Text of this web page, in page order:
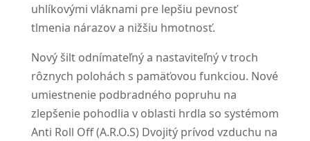
uhlíkovými vláknami pre lepšiu pevnosť
tlmenia nárazov a nižšiu hmotnosť.
Nový šilt odnímateľný a nastaviteľný v troch
rôznych polohách s pamäťovou funkciou. Nové
umiestnenie podbradného popruhu na
zlepšenie pohodlia v oblasti hrdla so systémom
Anti Roll Off (A.R.O.S) Dvojitý prívod vzduchu na